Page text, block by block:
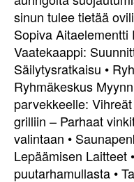
sinun tulee tietää
Sopiva Aitaelementti
Vaatekaappi:
Säilytysratkaisu •
Ryhmäkeskus
parvekkeelle:
grilliin – Parhaat
valintaan •
Lepäämisen Laitteet •
puutarhamullasta •